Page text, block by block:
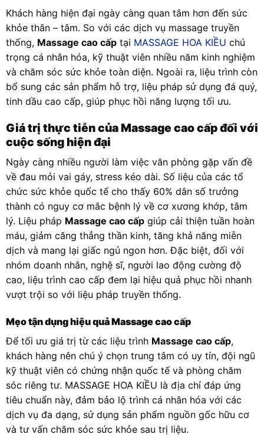
Khách hàng hiện đại ngày càng quan tâm hơn đến sức
khỏe thân – tâm. So với các dịch vụ massage truyền
thống, Massage cao cấp tại MASSAGE HOA KIỀU chú
trọng cá nhân hóa, kỹ thuật viên nhiều năm kinh nghiệm
và chăm sóc sức khỏe toàn diện. Ngoài ra, liệu trình còn
bổ sung các sản phẩm hỗ trợ, liệu pháp sử dụng đá quý,
tinh dầu cao cấp, giúp phục hồi năng lượng tối ưu.
Giá trị thực tiễn của Massage cao cấp đối với
cuộc sống hiện đại
Ngày càng nhiều người làm việc văn phòng gặp vấn đề
về đau mỏi vai gáy, stress kéo dài. Số liệu của các tổ
chức sức khỏe quốc tế cho thấy 60% dân số trưởng
thành có nguy cơ mắc bệnh lý về cơ xương khớp, tâm
lý. Liệu pháp Massage cao cấp giúp cải thiện tuần hoàn
máu, giảm căng thẳng thần kinh, tăng khả năng miễn
dịch và mang lại giấc ngủ ngon hơn. Đặc biệt, đối với
nhóm doanh nhân, nghệ sĩ, người lao động cường độ
cao, liệu trình cao cấp đem lại hiệu quả phục hồi nhanh
vượt trội so với liệu pháp truyền thống.
Mẹo tận dụng hiệu quả Massage cao cấp
Để tối ưu giá trị từ các liệu trình Massage cao cấp,
khách hàng nên chú ý chọn trung tâm có uy tín, đội ngũ
kỹ thuật viên có chứng nhận quốc tế và phòng chăm
sóc riêng tư. MASSAGE HOA KIỀU là địa chỉ đáp ứng
tiêu chuẩn này, đảm bảo lộ trình cá nhân hóa với các
dịch vụ đa dạng, sử dụng sản phẩm nguồn gốc hữu cơ
và tư vấn chăm sóc sức khỏe sau trị liệu.